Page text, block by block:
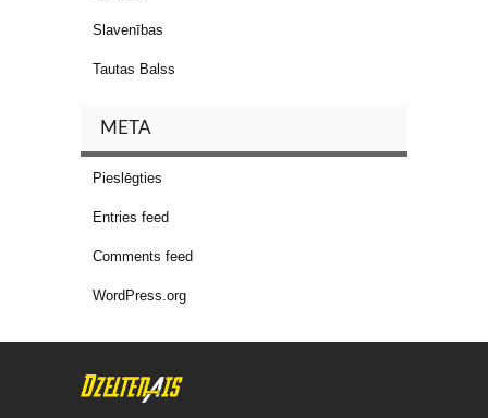
Slavenības
Tautas Balss
META
Pieslēgties
Entries feed
Comments feed
WordPress.org